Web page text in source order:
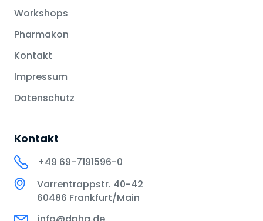
Workshops
Pharmakon
Kontakt
Impressum
Datenschutz
Kontakt
+49 69-7191596-0
Varrentrappstr. 40-42
60486 Frankfurt/Main